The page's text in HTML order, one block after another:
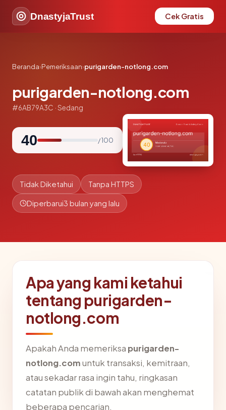
DnastyjaTrust Cek Gratis
Beranda›Pemeriksaan›purigarden-notlong.com
purigarden-notlong.com
#6AB79A3C · Sedang
40 / 100
Tidak Diketahui Tanpa HTTPS
Diperbarui3 bulan yang lalu
Apa yang kami ketahui
tentang purigarden-
notlong.com
Apakah Anda memeriksa purigarden-
notlong.comuntuk transaksi, kemitraan,
atau sekadar rasa ingin tahu, ringkasan
catatan publik di bawah akan menghemat
beberapa pencarian.